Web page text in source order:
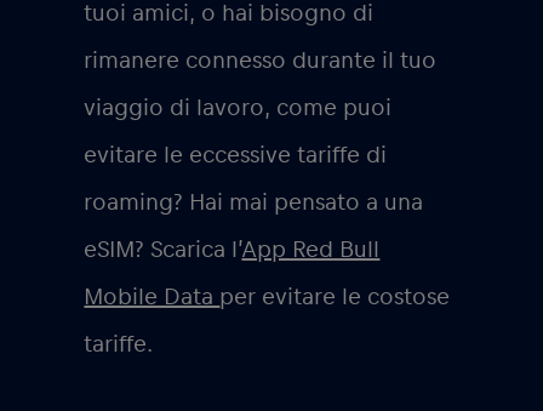
tuoi amici, o hai bisogno di
rimanere connesso durante il tuo
viaggio di lavoro, come puoi
evitare le eccessive tariffe di
roaming? Hai mai pensato a una
eSIM? Scarica l’App Red Bull
Mobile Data per evitare le costose
tariffe.